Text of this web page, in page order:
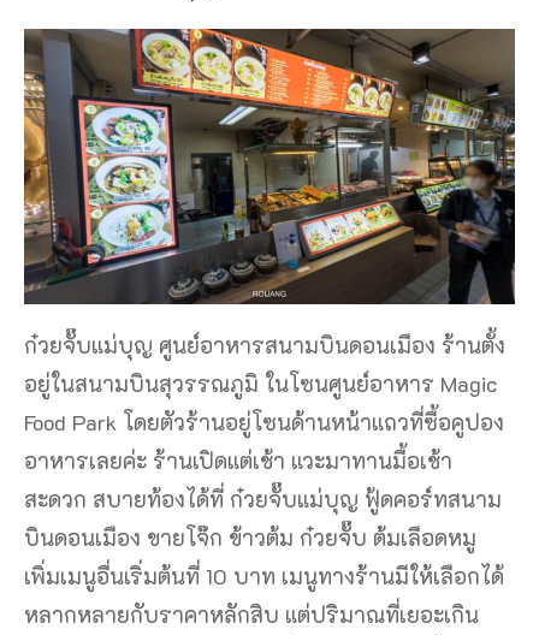
ก๋วยจั๊บแม่บุญ ศูนย์อาหารสนามบินดอนเมือง ร้านตั้ง
อยู่ในสนามบินสุวรรณภูมิ ในโซนศูนย์อาหาร Magic
Food Park โดยตัวร้านอยู่โซนด้านหน้าแถวที่ซื้อคูปอง
อาหารเลยค่ะ ร้านเปิดแต่เช้า แวะมาทานมื้อเช้า
สะดวก สบายท้องได้ที่ ก๋วยจั๊บแม่บุญ ฟู้ดคอร์ทสนาม
บินดอนเมือง ขายโจ๊ก ข้าวต้ม ก๋วยจั๊บ ต้มเลือดหมู
เพิ่มเมนูอื่นเริ่มต้นที่ 10 บาท เมนูทางร้านมีให้เลือกได้
หลากหลายกับราคาหลักสิบ แต่ปริมาณที่เยอะเกิน